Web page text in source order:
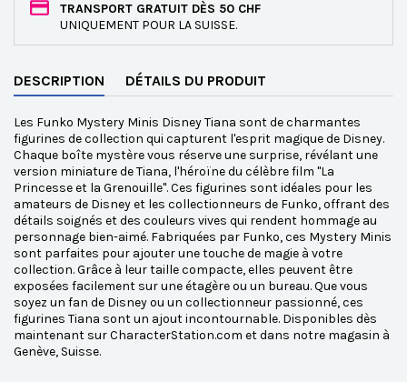
TRANSPORT GRATUIT DÈS 50 CHF
UNIQUEMENT POUR LA SUISSE.
DESCRIPTION DÉTAILS DU PRODUIT
Les Funko Mystery Minis Disney Tiana sont de charmantes
figurines de collection qui capturent l'esprit magique de Disney.
Chaque boîte mystère vous réserve une surprise, révélant une
version miniature de Tiana, l'héroïne du célèbre film "La
Princesse et la Grenouille". Ces figurines sont idéales pour les
amateurs de Disney et les collectionneurs de Funko, offrant des
détails soignés et des couleurs vives qui rendent hommage au
personnage bien-aimé. Fabriquées par Funko, ces Mystery Minis
sont parfaites pour ajouter une touche de magie à votre
collection. Grâce à leur taille compacte, elles peuvent être
exposées facilement sur une étagère ou un bureau. Que vous
soyez un fan de Disney ou un collectionneur passionné, ces
figurines Tiana sont un ajout incontournable. Disponibles dès
maintenant sur CharacterStation.com et dans notre magasin à
Genève, Suisse.